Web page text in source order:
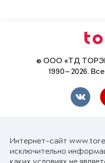
© ООО «ТД
1990—2026.
Интернет-сайт
исключительно